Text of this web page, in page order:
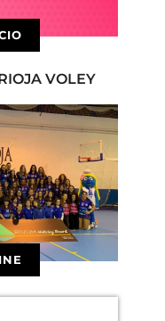
VOLEY